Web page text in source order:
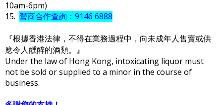
10am-6pm)
15. 營商合作查詢：9146 6888
『根據香港法律，不得在業務過程中，向未成年人售賣或供
應令人醺醉的酒類。』
Under the law of Hong Kong, intoxicating liquor must
not be sold or supplied to a minor in the course of
business.